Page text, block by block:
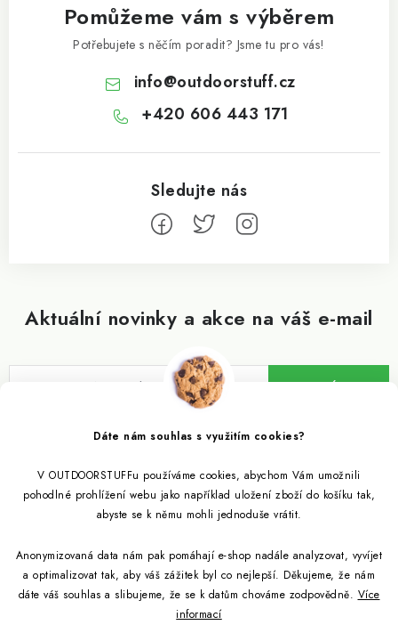
Dáte nám souhlas s využitím cookies?
V OUTDOORSTUFFu používáme cookies, abychom Vám umožnili
pohodlné prohlížení webu jako například uložení zboží do košíku tak,
abyste se k němu mohli jednoduše vrátit.
Anonymizovaná data nám pak pomáhají e-shop nadále analyzovat, vyvíjet
a optimalizovat tak, aby váš zážitek byl co nejlepší. Děkujeme, že nám
dáte váš souhlas a slibujeme, že se k datům chováme zodpovědně. Více
informací
Aktuální novinky a akce na váš e-mail
Vložením e-mailu souhlasíte spodmínkami ochrany osobních údajů
ODEBÍRAT
Pomůžeme vám s výběrem
Potřebujete s něčím poradit? Jsme tu pro vás!
info@outdoorstuff.cz
+420 606 443 171
Informace pro vás
Outdoor blog
Věrnostní program
Reklamace
Citronela a její účinky
Outdoor poradna